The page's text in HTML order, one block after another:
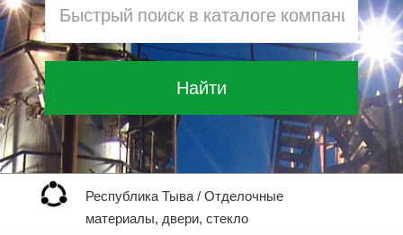
Найти
Республика Тыва / Отделочные
материалы, двери, стекло